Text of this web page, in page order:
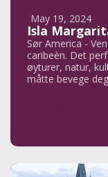
May 19, 2024
Isla
Sør America -
caribeèn. Det
øyturer, natur,
måtte bevege